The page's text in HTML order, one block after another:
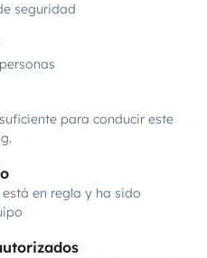
seguridad
para conducir este
en regla y ha sido